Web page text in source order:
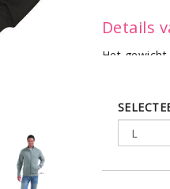
Details
Het
Grey M is
het vest
• 2